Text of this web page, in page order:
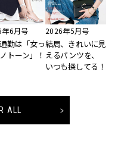
6月号
勤は「女っ
トーン」！
2026年5月号
結局、きれいに見
えるパンツを、
いつも探してる！
ALL